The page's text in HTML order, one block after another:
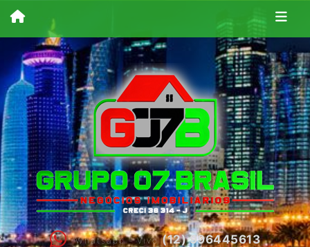
Whatsapp - Vivo(12) 996445613